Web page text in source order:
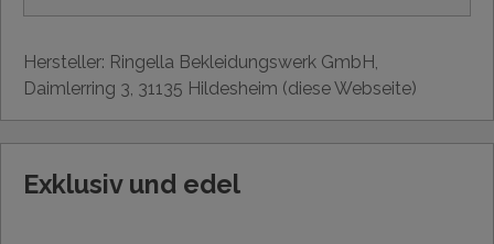
Hersteller: Ringella Bekleidungswerk GmbH,
Daimlerring 3, 31135 Hildesheim (diese Webseite)
Exklusiv und edel